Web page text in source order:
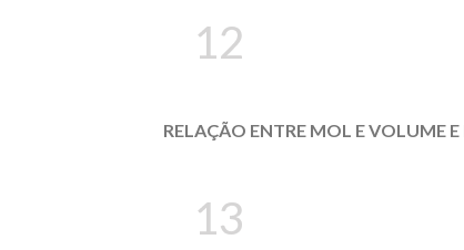
12
RELAÇÃO ENTRE MOL E VOLUME
13